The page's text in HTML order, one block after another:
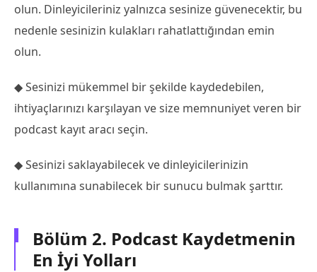
olun. Dinleyicileriniz yalnızca sesinize güvenecektir, bu
nedenle sesinizin kulakları rahatlattığından emin
olun.
◆ Sesinizi mükemmel bir şekilde kaydedebilen,
ihtiyaçlarınızı karşılayan ve size memnuniyet veren bir
podcast kayıt aracı seçin.
◆ Sesinizi saklayabilecek ve dinleyicilerinizin
kullanımına sunabilecek bir sunucu bulmak şarttır.
Bölüm 2. Podcast Kaydetmenin
En İyi Yolları